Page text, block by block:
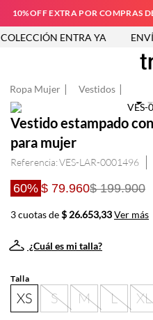
10%OFF EXTRA POR COMPRAS
ENTRA YA
Ropa Mujer Vestidos
Vestido estampado
para mujer
Referencia:VES-LAR-0001496
60% $ 79.960$ 199.900
3 cuotas de$ 26.653,33Ver más
¿Cuál es mi talla?
Talla
XS S M L XL